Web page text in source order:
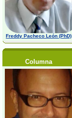
Freddy Pacheco León (PhD)
Columna